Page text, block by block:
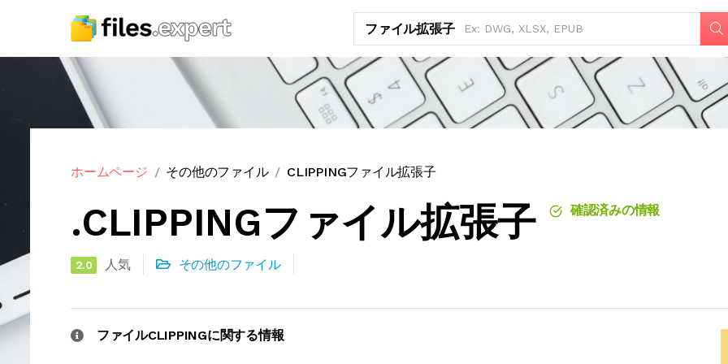
ファイル拡張子
ホームページ その他のファイル CLIPPINGファイル拡張子
.CLIPPINGファイル拡張子 確認済みの情報
2.0 人気 その他のファイル
ファイルCLIPPINGに関する情報